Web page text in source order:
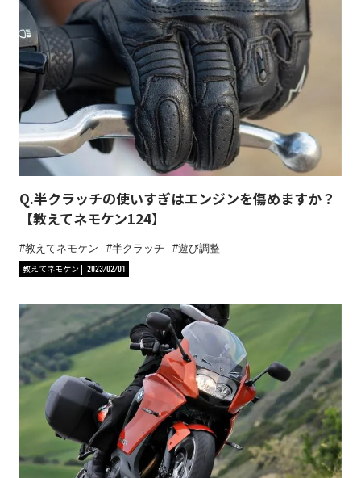
Q.半クラッチの使いすぎはエンジンを傷めますか？
【教えてネモケン124】
教えてネモケン 半クラッチ
遊び調整
教えてネモケン
2023/02/01